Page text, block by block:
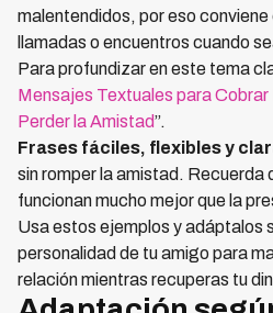
malentendidos, por eso
llamadas o encuentros cuando
Para profundizar en este tema
Mensajes Textuales para Cobrar
Perder la Amistad”.
Frases fáciles, flexibles y
sin romper la amistad. Recuerda
funcionan mucho mejor que la
Usa estos ejemplos y adáptalos
personalidad de tu amigo para
relación mientras recuperas tu